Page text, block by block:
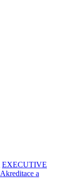
EXECUTIVE
Akreditace a